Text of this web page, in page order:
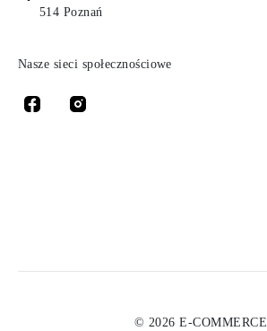
514 Poznań
Nasze sieci społecznościowe
© 2026 E-COMMERCE